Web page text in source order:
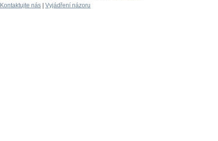
Kontaktujte nás
Vyjádření názoru